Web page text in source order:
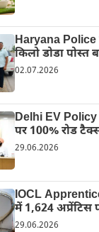
Haryana Police
किलो डोडा पोस्त
02.07.2026
Delhi EV Policy
पर 100% रोड
29.06.2026
IOCL
में 1,624 अप्रेंटिस
29.06.2026